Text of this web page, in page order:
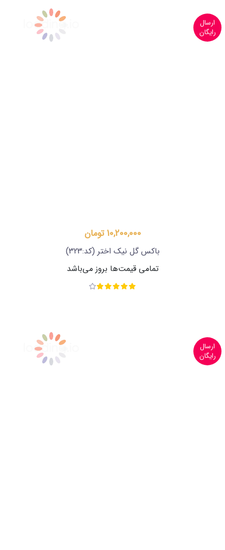
ارسال
رایگان
10,200,000 تومان
باکس گل نیک اختر (کد:323)
تمامی قیمت‌ها بروز می‌باشد
ارسال
رایگان